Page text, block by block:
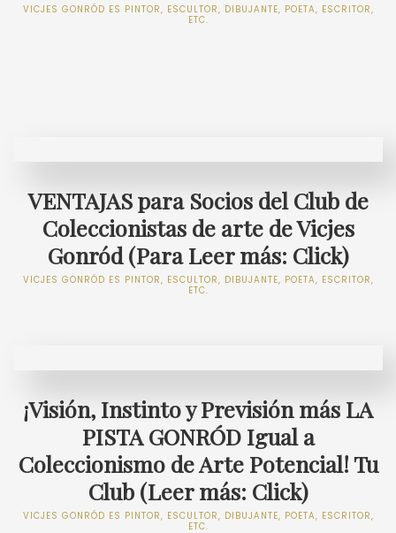
VICJES GONRÓD ES PINTOR, ESCULTOR, DIBUJANTE, POETA, ESCRITOR,
ETC.
VENTAJAS para Socios del Club de
Coleccionistas de arte de Vicjes
Gonród (Para Leer más: Click)
VICJES GONRÓD ES PINTOR, ESCULTOR, DIBUJANTE, POETA, ESCRITOR,
ETC.
¡Visión, Instinto y Previsión más LA
PISTA GONRÓD Igual a
Coleccionismo de Arte Potencial! Tu
Club (Leer más: Click)
VICJES GONRÓD ES PINTOR, ESCULTOR, DIBUJANTE, POETA, ESCRITOR,
ETC.